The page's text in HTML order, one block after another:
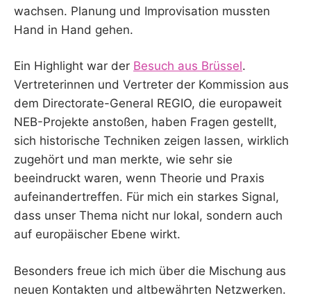
wachsen. Planung und Improvisation mussten
Hand in Hand gehen.
Ein Highlight war der Besuch aus Brüssel.
Vertreterinnen und Vertreter der Kommission aus
dem Directorate-General REGIO, die europaweit
NEB-Projekte anstoßen, haben Fragen gestellt,
sich historische Techniken zeigen lassen, wirklich
zugehört und man merkte, wie sehr sie
beeindruckt waren, wenn Theorie und Praxis
aufeinandertreffen. Für mich ein starkes Signal,
dass unser Thema nicht nur lokal, sondern auch
auf europäischer Ebene wirkt.
Besonders freue ich mich über die Mischung aus
neuen Kontakten und altbewährten Netzwerken.